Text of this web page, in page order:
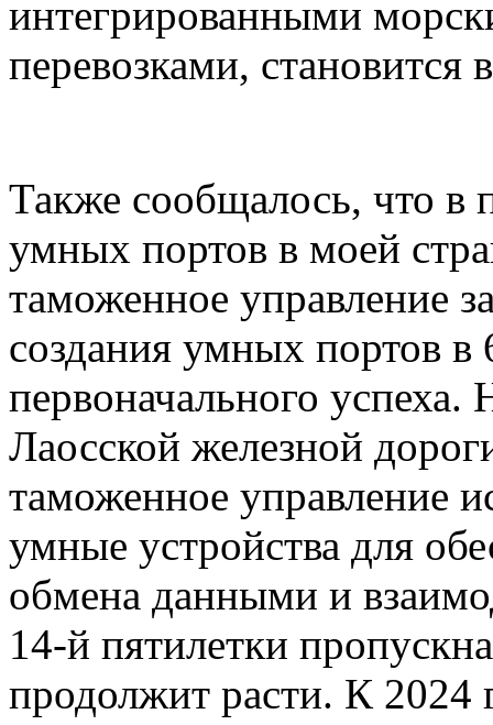
интегрированными
перевозками, становится
Также сообщалось, что в
умных портов в моей
таможенное управление
создания умных портов
первоначального
Лаосской железной
таможенное управление
умные устройства для
обмена данными и
14-й пятилетки
продолжит расти. К